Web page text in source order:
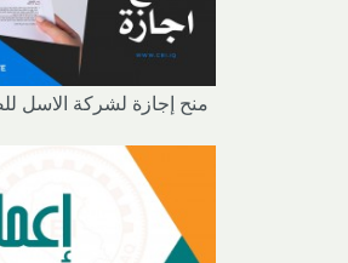
منح إجازة لشركة الاسل